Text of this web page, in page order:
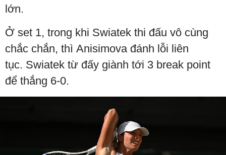
lớn.
Ở set 1, trong khi Swiatek thi đấu vô cùng
chắc chắn, thì Anisimova đánh lỗi liên
tục. Swiatek từ đấy giành tới 3 break point
để thắng 6-0.